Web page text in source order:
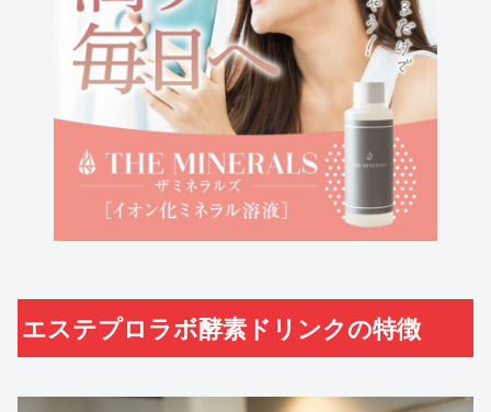
エステプロラボ酵素ドリンクの特徴